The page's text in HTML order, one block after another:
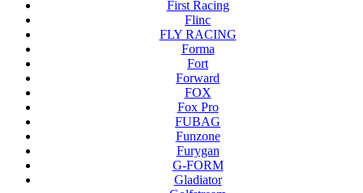
First Racing
Flinc
FLY RACING
Forma
Fort
Forward
FOX
Fox Pro
FUBAG
Funzone
Furygan
G-FORM
Gladiator